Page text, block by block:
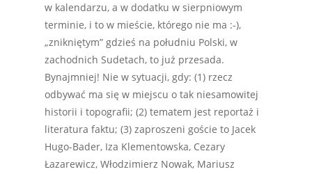
w kalendarzu, a w dodatku w sierpniowym
terminie, i to w mieście, którego nie ma :-),
„znikniętym” gdzieś na południu Polski, w
zachodnich Sudetach, to już przesada.
Bynajmniej! Nie w sytuacji, gdy: (1) rzecz
odbywać ma się w miejscu o tak niesamowitej
historii i topografii; (2) tematem jest reportaż i
literatura faktu; (3) zaproszeni goście to Jacek
Hugo-Bader, Iza Klementowska, Cezary
Łazarewicz, Włodzimierz Nowak, Mariusz